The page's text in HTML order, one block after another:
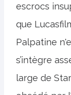
escrocs
que
Palpatine
s’intègre
large de